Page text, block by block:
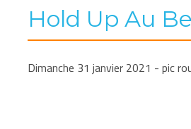
Hold Up Au
Dimanche 31 janvier 2021 - pic